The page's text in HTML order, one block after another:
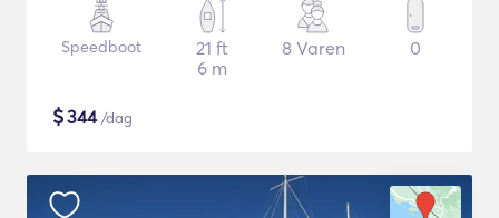
Speedboot
21 ft
6 m
8 Varen 0
$344/dag